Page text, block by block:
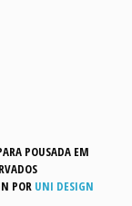
POUSADA EM
POR UNI DESIGN